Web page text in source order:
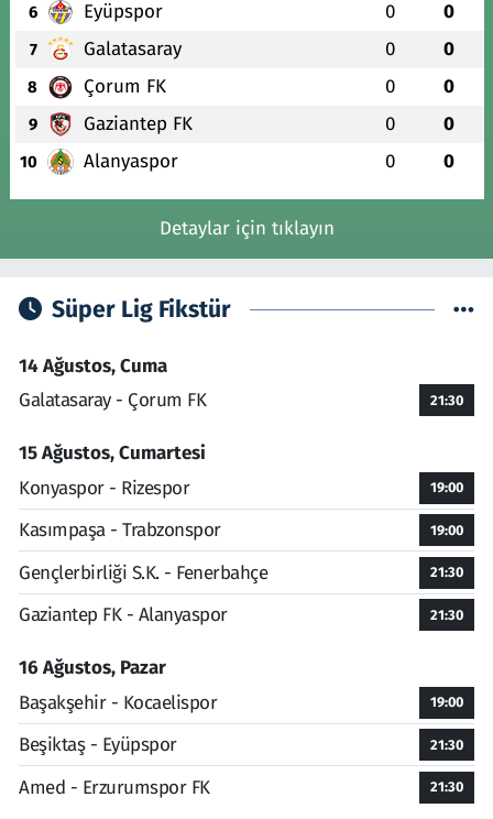
6 Eyüpspor 0 0
7 Galatasaray 0 0
8 Çorum FK 0 0
9 Gaziantep FK 0 0
10 Alanyaspor 0 0
Detaylar için tıklayın
Süper Lig Fikstür
14 Ağustos, Cuma
Galatasaray - Çorum FK
21:30
15 Ağustos, Cumartesi
Konyaspor - Rizespor
19:00
Kasımpaşa - Trabzonspor 19:00
Gençlerbirliği S.K. - Fenerbahçe 21:30
Gaziantep FK - Alanyaspor 21:30
16 Ağustos, Pazar
Başakşehir - Kocaelispor
19:00
Beşiktaş - Eyüpspor 21:30
Amed - Erzurumspor FK 21:30